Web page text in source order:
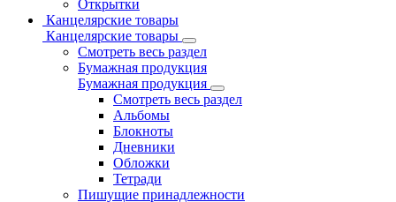
Открытки
Канцелярские товары
Канцелярские товары
Смотреть весь раздел
Бумажная продукция
Бумажная продукция
Смотреть весь раздел
Альбомы
Блокноты
Дневники
Обложки
Тетради
Пишущие принадлежности